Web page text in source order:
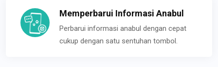
Memperbarui Informasi Anabul
Perbarui informasi anabul dengan cepat
cukup dengan satu sentuhan tombol.